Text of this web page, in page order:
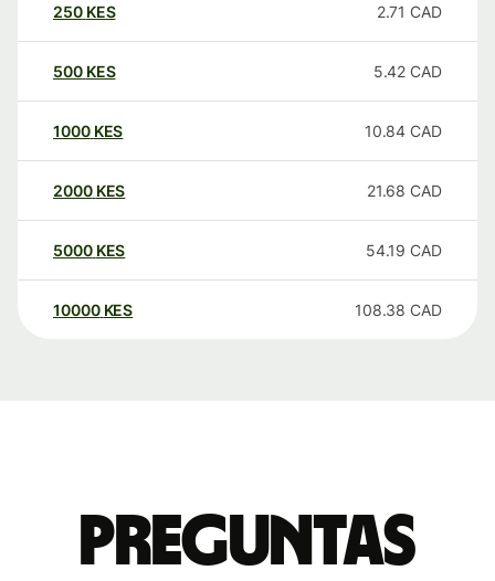
250 KES 2.71 CAD
500 KES 5.42 CAD
1000 KES 10.84 CAD
2000 KES 21.68 CAD
5000 KES 54.19 CAD
10000 KES 108.38 CAD
Preguntas